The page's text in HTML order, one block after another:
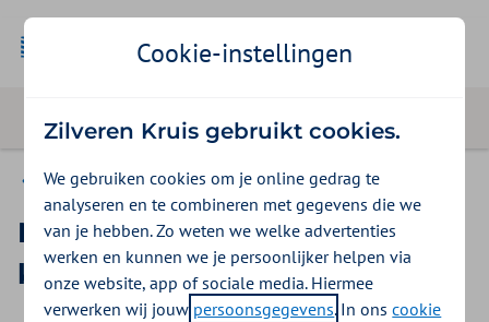
Geboortezorg
Nieuws voor verloskundigen,
kraam- en echocentra
Cookie-instellingen
Zilveren Kruis gebruikt cookies.
We gebruiken cookies om je online gedrag te
analyseren en te combineren met gegevens die we
van je hebben. Zo weten we welke advertenties
werken en kunnen we je persoonlijker helpen via
onze website, app of sociale media. Hiermee
verwerken wij jouw persoonsgegevens. In onscookie